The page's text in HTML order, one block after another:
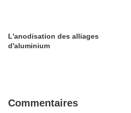
L'anodisation des alliages
d'aluminium
Commentaires